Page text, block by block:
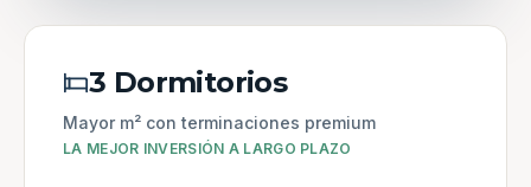
3 Dormitorios
Mayor m² con terminaciones premium
LA MEJOR INVERSIÓN A LARGO PLAZO